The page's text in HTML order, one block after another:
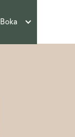
Boka